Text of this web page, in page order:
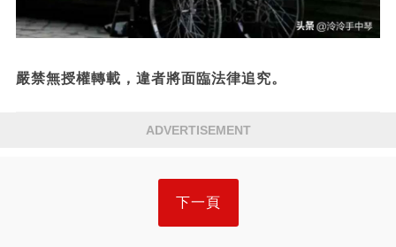
嚴禁無授權轉載，違者將面臨法律追究。
ADVERTISEMENT
下一頁